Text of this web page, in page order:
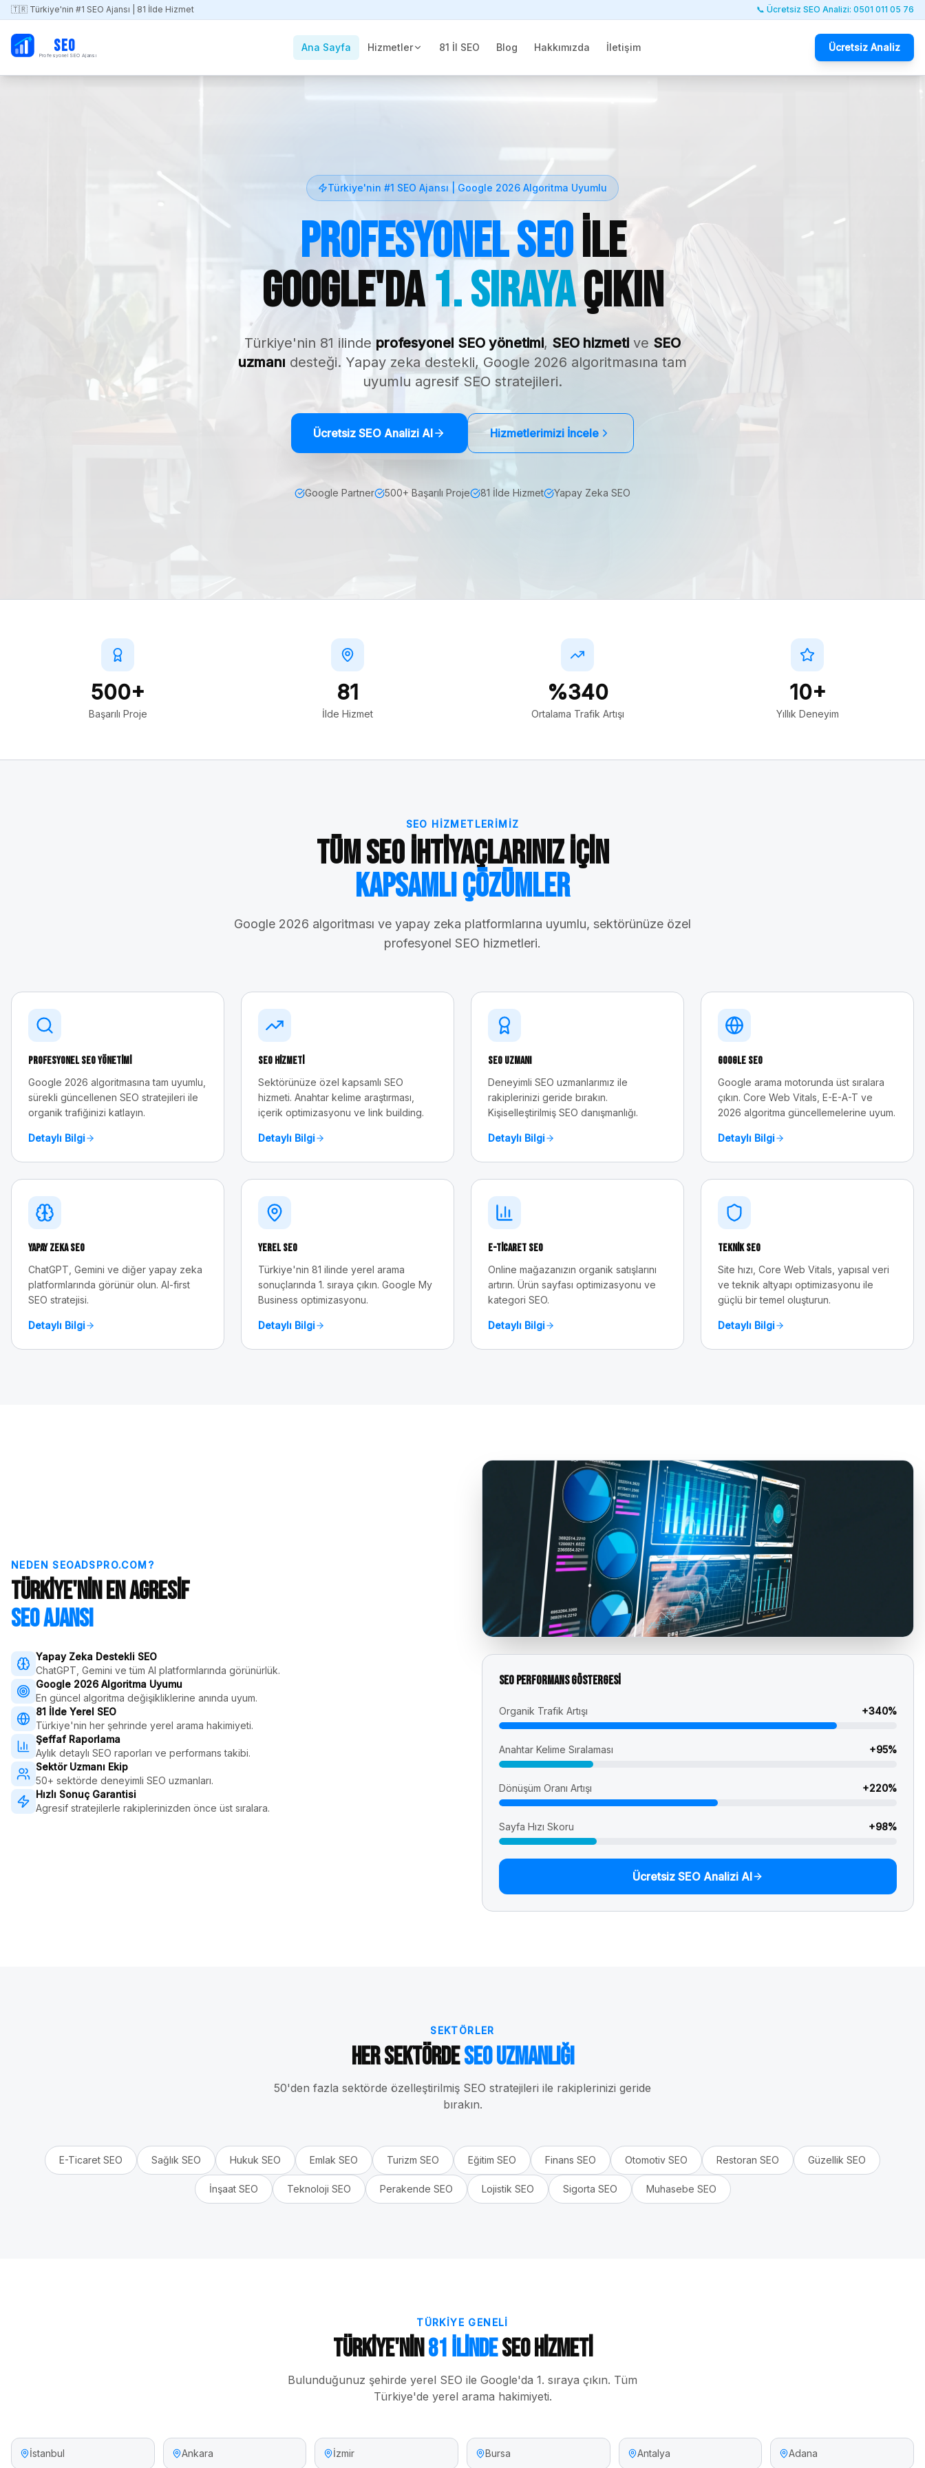
🇹🇷 Türkiye'nin #1 SEO Ajansı | 81 İlde Hizmet 📞 Ücretsiz SEO Analizi: 0501 011 05 76
SEO
Profesyonel SEO Ajansı
Ana Sayfa Hizmetler 81 İl SEO Blog Hakkımızda İletişim Ücretsiz Analiz
Türkiye'nin #1 SEO Ajansı | Google 2026 Algoritma Uyumlu
Profesyonel SEOile
Google'da1. SırayaÇıkın
Türkiye'nin 81 ilinde profesyonel SEO yönetimi, SEO hizmeti ve SEO
uzmanı desteği. Yapay zeka destekli, Google 2026 algoritmasına tam
uyumlu agresif SEO stratejileri.
Ücretsiz SEO Analizi Al Hizmetlerimizi İncele
Google Partner 500+ Başarılı Proje 81 İlde Hizmet Yapay Zeka SEO
500+
Başarılı Proje
81
İlde Hizmet
%340
Ortalama Trafik Artışı
10+
Yıllık Deneyim
SEO HIZMETLERIMIZ
Tüm SEO İhtiyaçlarınız İçin
Kapsamlı Çözümler
Google 2026 algoritması ve yapay zeka platformlarına uyumlu, sektörünüze özel
profesyonel SEO hizmetleri.
Profesyonel SEO Yönetimi
Google 2026 algoritmasına tam uyumlu,
sürekli güncellenen SEO stratejileri ile
organik trafiğinizi katlayın.
Detaylı Bilgi
SEO Hizmeti
Sektörünüze özel kapsamlı SEO
hizmeti. Anahtar kelime araştırması,
içerik optimizasyonu ve link building.
Detaylı Bilgi
SEO Uzmanı
Deneyimli SEO uzmanlarımız ile
rakiplerinizi geride bırakın.
Kişiselleştirilmiş SEO danışmanlığı.
Detaylı Bilgi
Google SEO
Google arama motorunda üst sıralara
çıkın. Core Web Vitals, E-E-A-T ve
2026 algoritma güncellemelerine uyum.
Detaylı Bilgi
Yapay Zeka SEO
ChatGPT, Gemini ve diğer yapay zeka
platformlarında görünür olun. AI-first
SEO stratejisi.
Detaylı Bilgi
Yerel SEO
Türkiye'nin 81 ilinde yerel arama
sonuçlarında 1. sıraya çıkın. Google My
Business optimizasyonu.
Detaylı Bilgi
E-Ticaret SEO
Online mağazanızın organik satışlarını
artırın. Ürün sayfası optimizasyonu ve
kategori SEO.
Detaylı Bilgi
Teknik SEO
Site hızı, Core Web Vitals, yapısal veri
ve teknik altyapı optimizasyonu ile
güçlü bir temel oluşturun.
Detaylı Bilgi
NEDEN SEOADSPRO.COM?
Türkiye'nin En Agresif
SEO Ajansı
Yapay Zeka Destekli SEO
ChatGPT, Gemini ve tüm AI platformlarında görünürlük.
Google 2026 Algoritma Uyumu
En güncel algoritma değişikliklerine anında uyum.
81 İlde Yerel SEO
Türkiye'nin her şehrinde yerel arama hakimiyeti.
Şeffaf Raporlama
Aylık detaylı SEO raporları ve performans takibi.
Sektör Uzmanı Ekip
50+ sektörde deneyimli SEO uzmanları.
Hızlı Sonuç Garantisi
Agresif stratejilerle rakiplerinizden önce üst sıralara.
SEO Performans Göstergesi
Organik Trafik Artışı +340%
Anahtar Kelime Sıralaması +95%
Dönüşüm Oranı Artışı +220%
Sayfa Hızı Skoru +98%
Ücretsiz SEO Analizi Al
SEKTÖRLER
Her SektördeSEO Uzmanlığı
50'den fazla sektörde özelleştirilmiş SEO stratejileri ile rakiplerinizi geride
bırakın.
E-Ticaret SEO Sağlık SEO Hukuk SEO Emlak SEO Turizm SEO Eğitim SEO Finans SEO Otomotiv SEO Restoran SEO Güzellik SEO
İnşaatSEO Teknoloji SEO Perakende SEO Lojistik SEO Sigorta SEO Muhasebe SEO
TÜRKIYE GENELI
Türkiye'nin81 İlindeSEO Hizmeti
Bulunduğunuz şehirde yerel SEO ile Google'da 1. sıraya çıkın. Tüm
Türkiye'de yerel arama hakimiyeti.
İstanbul Ankara İzmir Bursa Antalya Adana